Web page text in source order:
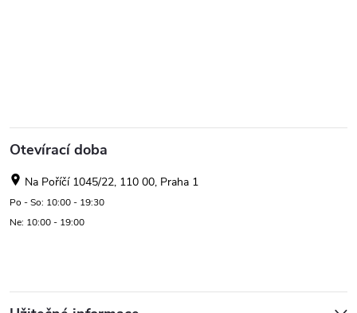
Otevírací doba
Na Poříčí 1045/22, 110 00, Praha 1
Po - So: 10:00 - 19:30
Ne: 10:00 - 19:00